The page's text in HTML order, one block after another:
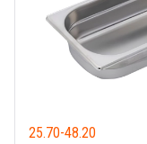
25.70-48.20